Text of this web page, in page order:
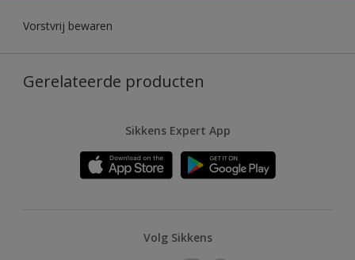
Vorstvrij bewaren
Gerelateerde producten
Sikkens Expert App
Volg Sikkens